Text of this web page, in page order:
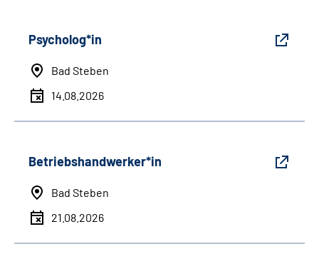
Psycholog*in
Bad Steben
14.08.2026
Betriebshandwerker*in
Bad Steben
21.08.2026